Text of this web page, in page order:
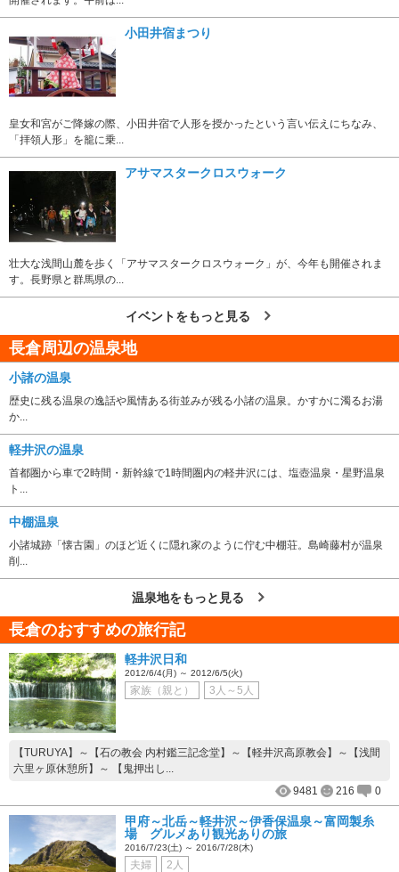
小田井宿まつり
皇女和宮がご降嫁の際、小田井宿で人形を授かったという言い伝えにちなみ、
「拝領人形」を籠に乗...
アサマスタークロスウォーク
壮大な浅間山麓を歩く「アサマスタークロスウォーク」が、今年も開催されま
す。長野県と群馬県の...
イベントをもっと見る
長倉周辺の温泉地
小諸の温泉
歴史に残る温泉の逸話や風情ある街並みが残る小諸の温泉。かすかに濁るお湯
か...
軽井沢の温泉
首都圏から車で2時間・新幹線で1時間圏内の軽井沢には、塩壺温泉・星野温泉
ト...
中棚温泉
小諸城跡「懐古園」のほど近くに隠れ家のように佇む中棚荘。島崎藤村が温泉
削...
温泉地をもっと見る
長倉のおすすめの旅行記
軽井沢日和
2012/6/4(月) ～ 2012/6/5(火)
家族（親と） 3人～5人
【TURUYA】～【石の教会 内村鑑三記念堂】～【軽井沢高原教会】～【浅間
六里ヶ原休憩所】～ 【鬼押出し...
9481
216 0
甲府～北岳～軽井沢～伊香保温泉～富岡製糸
場 グルメあり観光ありの旅
2016/7/23(土) ～ 2016/7/28(木)
夫婦 2人